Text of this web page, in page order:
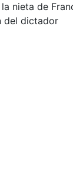
nieta de
del dictador